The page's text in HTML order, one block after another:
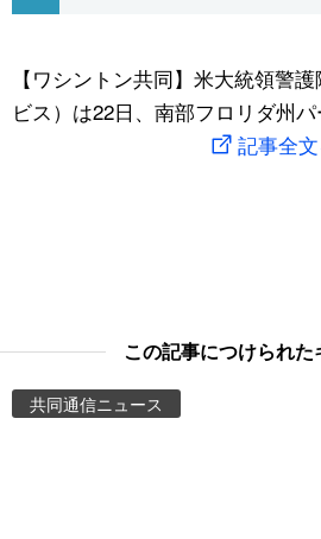
文化
動画/Live
スポーツ・東京2020
【ワシントン共同】米大統領警
ビス）は22日、南部フロリダ州
記事全
この記事につけられた
共同通信ニュース